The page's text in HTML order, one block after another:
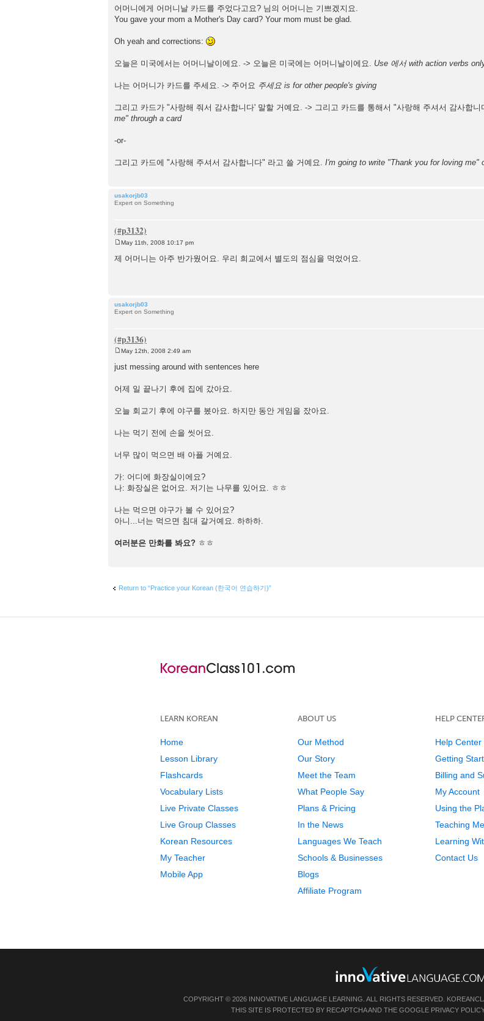
o
s
t
어머니에게 어머니날 카드를 주었다고요? 님의 어머니는 기쁘겠지요.
You gave your mom a Mother's Day card? Your mom must be glad.
Oh yeah and corrections:
오늘은 미국에서는 어머니날이에요. -> 오늘은 미국에는 어머니날이에요. Use 에서 with action verbs
나는 어머니가 카드를 주세요. -> 주어요 주세요 is for other people's giving
그리고 카드가 "사랑해 줘서 감사합니다' 말할 거예요. -> 그리고 카드를 통해서 "사랑해 주셔서 감사합
me" through a card
-or-
그리고 카드에 "사랑해 주셔서 감사합니다" 라고 쓸 거예요. I'm going to write "Thank you for loving me"
usakorjb03
Expert on Something
May 11th, 2008 10:17 pm
제 어머니는 아주 반가웠어요. 우리 희교에서 별도의 점심을 먹었어요.
usakorjb03
Expert on Something
s
May 12th, 2008 2:49 am
just messing around with sentences here
어제 일 끝나기 후에 집에 갔아요.
오늘 회교기 후에 야구를 봈아요. 하지만 동안 게임을 잤아요.
나는 먹기 전에 손을 씻어요.
너무 많이 먹으면 배 아플 거예요.
가: 어디에 화장실이에요?
나: 화장실은 없어요. 저기는 나무를 있어요. ㅎㅎ
나는 먹으면 야구가 볼 수 있어요?
아니...너는 먹으면 침대 갈거예요. 하하하.
여러분은 만화를 봐요? ㅎㅎ
Return to “Practice your Korean (한국어 연습하기)”
LEARN KOREAN
Home
Lesson Library
Flashcards
Vocabulary Lists
Live Private Classes
Live Group Classes
Korean Resources
My Teacher
Mobile App
ABOUT US
Our Method
Our Story
Meet the Team
What People Say
Plans & Pricing
In the News
Languages We Teach
Schools & Businesses
Blogs
Affiliate Program
HELP
Help Center
Getting
Billing and
My Account
Using the
Teaching
Learning
Contact Us
COPYRIGHT © 2026 INNOVATIVE LANGUAGE LEARNING. ALL RIGHTS RESERVED.
THIS SITE IS PROTECTED BY RECAPTCHA AND THE GOOGLE PRIVACY